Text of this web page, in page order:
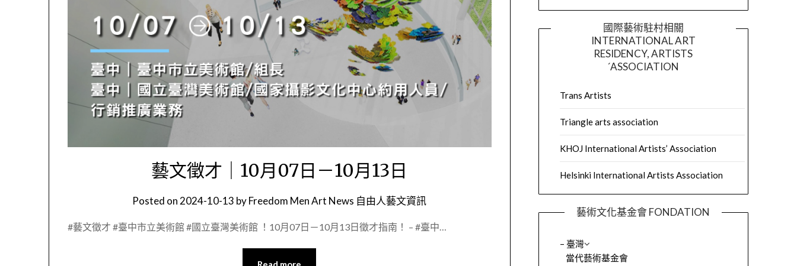
藝文徵才｜10月07日－10月13日
Posted on 2024-10-13 byFreedom Men Art News 自由人藝文資訊
#藝文徵才 #臺中市立美術館 #國立臺灣美術館 ！10月07日－10月13日徵才指南！ – #臺中…
國際藝術駐村相關
INTERNATIONAL ART
RESIDENCY, ARTISTS
´ASSOCIATION
Trans Artists
Triangle arts association
KHOJ International Artists’ Association
Helsinki International Artists Association
藝術文化基金會 FONDATION
– 臺灣
當代藝術基金會